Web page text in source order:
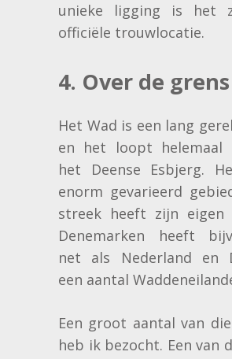
unieke ligging is het
officiële trouwlocatie.
4. Over de grens
Het Wad is een lang
en het loopt
het Deense Esbjerg.
enorm gevarieerd
streek heeft zijn eigen
Denemarken heeft
net als Nederland en
een aantal
Een groot aantal van
heb ik bezocht. Een van